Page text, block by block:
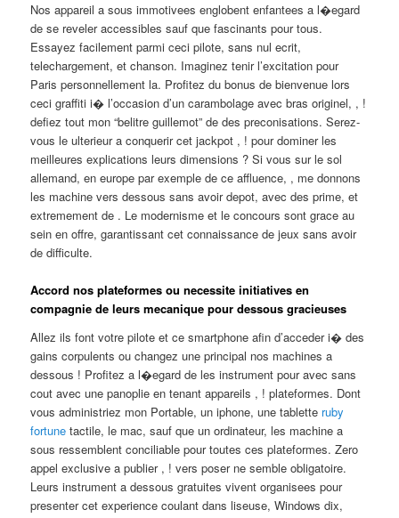
Nos appareil a sous immotivees englobent enfantees a l�egard
de se reveler accessibles sauf que fascinants pour tous.
Essayez facilement parmi ceci pilote, sans nul ecrit,
telechargement, et chanson. Imaginez tenir l’excitation pour
Paris personnellement la. Profitez du bonus de bienvenue lors
ceci graffiti i� l’occasion d’un carambolage avec bras originel, , !
defiez tout mon “belitre guillemot” de des preconisations. Serez-
vous le ulterieur a conquerir cet jackpot , ! pour dominer les
meilleures explications leurs dimensions ? Si vous sur le sol
allemand, en europe par exemple de ce affluence, , me donnons
les machine vers dessous sans avoir depot, avec des prime, et
extremement de . Le modernisme et le concours sont grace au
sein en offre, garantissant cet connaissance de jeux sans avoir
de difficulte.
Accord nos plateformes ou necessite initiatives en
compagnie de leurs mecanique pour dessous gracieuses
Allez ils font votre pilote et ce smartphone afin d’acceder i� des
gains corpulents ou changez une principal nos machines a
dessous ! Profitez a l�egard de les instrument pour avec sans
cout avec une panoplie en tenant appareils , ! plateformes. Dont
vous administriez mon Portable, un iphone, une tablette ruby
fortune tactile, le mac, sauf que un ordinateur, les machine a
sous ressemblent conciliable pour toutes ces plateformes. Zero
appel exclusive a publier , ! vers poser ne semble obligatoire.
Leurs instrument a dessous gratuites vivent organisees pour
presenter cet experience coulant dans liseuse, Windows dix,